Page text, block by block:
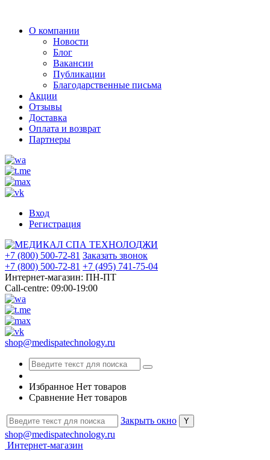
О компании
Новости
Блог
Вакансии
Публикации
Благодарственные письма
Акции
Отзывы
Доставка
Оплата и возврат
Партнеры
Вход
Регистрация
+7 (800) 500-72-81 Заказать звонок
+7 (800) 500-72-81 +7 (495) 741-75-04
Интернет-магазин: ПН-ПТ
Call-centre: 09:00-19:00
shop@medispatechnology.ru
Избранное Нет товаров
Сравнение Нет товаров
Закрыть окно
shop@medispatechnology.ru
Интернет-магазин